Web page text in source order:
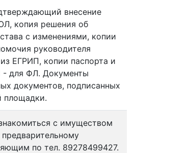
внесение
копия решения об
с изменениями, копии
руководителя
ЕГРИП, копии паспорта и
для ФЛ. Документы
документов, подписанных
площадки.
с имуществом
по тел. 89278499427.